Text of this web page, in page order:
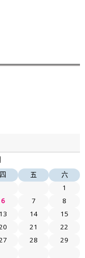
四 五
六
1
6 7
8
13 14
15
21
22
28
29